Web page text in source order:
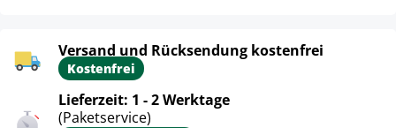
Versand und Rücksendung kostenfrei
Kostenfrei
Lieferzeit: 1 - 2 Werktage
(Paketservice)